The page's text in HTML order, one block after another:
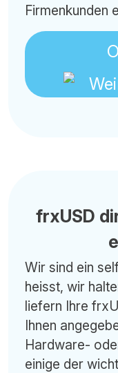
Firmenkunden
frxUSD
Wir sind ein
heisst, wir
liefern Ihre
Ihnen
Hardware-
einige der